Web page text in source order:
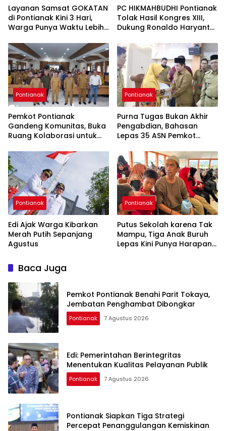
Layanan Samsat GOKATAN
di Pontianak Kini 3 Hari,
Warga Punya Waktu Lebih
PC HIKMAHBUDHI Pontianak
Tolak Hasil Kongres XIII,
Dukung Ronaldo Haryanto
Pontianak
Pemkot Pontianak
Gandeng Komunitas, Buka
Ruang Kolaborasi untuk
Pontianak
Purna Tugas Bukan Akhir
Pengabdian, Bahasan
Lepas 35 ASN Pemkot
Pontianak
Edi Ajak Warga Kibarkan
Merah Putih Sepanjang
Agustus
Pontianak
Putus Sekolah karena Tak
Mampu, Tiga Anak Buruh
Lepas Kini Punya Harapan
Baca Juga
Pemkot Pontianak Benahi Parit Tokaya,
Jembatan Penghambat Dibongkar
Pontianak 7 Agustus 2026
Edi: Pemerintahan Berintegritas
Menentukan Kualitas Pelayanan Publik
Pontianak 7 Agustus 2026
Pontianak Siapkan Tiga Strategi
Percepat Penanggulangan Kemiskinan